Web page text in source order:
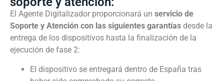
El Agente Digitalizador proporcionará un servicio de
Soporte y Atención con las siguientes garantías desde la
entrega de los dispositivos hasta la finalización de la
ejecución de fase 2:
El dispositivo se entregará dentro de España tras